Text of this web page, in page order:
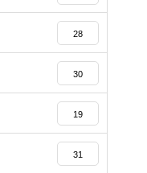
28
30
19
31